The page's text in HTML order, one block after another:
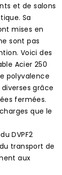
et de salons
Sa
mises en
sont pas
Voici des
Acier 250
polyvalence
grâce
fermées.
que le
DVPF2
transport de
aux